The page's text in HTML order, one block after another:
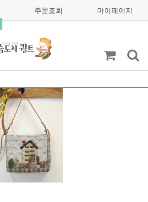
주문조회 마이페이지